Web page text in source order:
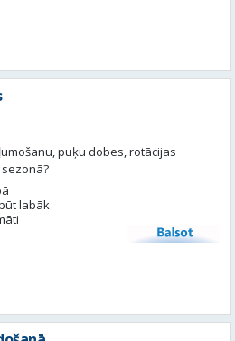
puķu dobes, rotācijas
labāk
Balsot